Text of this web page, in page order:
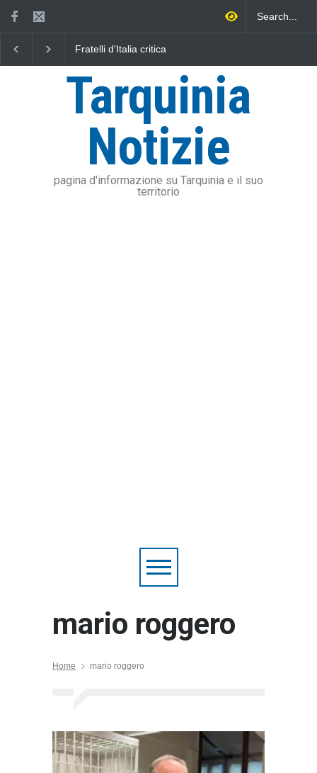
Fratelli d'Italia critica
dell'addizionale IRPEF: "una
stangata per i cittadini"
Viterbo uniti nella
mare
Tarquinia
Notizie
pagina d'informazione su Tarquinia e il suo
territorio
mario roggero
Home mario roggero